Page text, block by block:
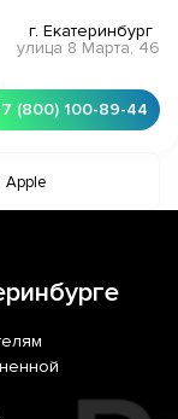
г. Екатеринбург
улица 8 Марта, 46
(800) 100-89-44
Apple